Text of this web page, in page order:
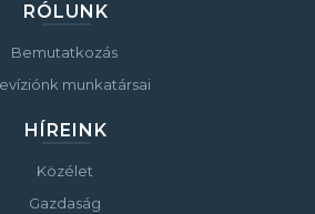
RÓLUNK
Bemutatkozás
munkatársai
HÍREINK
Közélet
Gazdaság